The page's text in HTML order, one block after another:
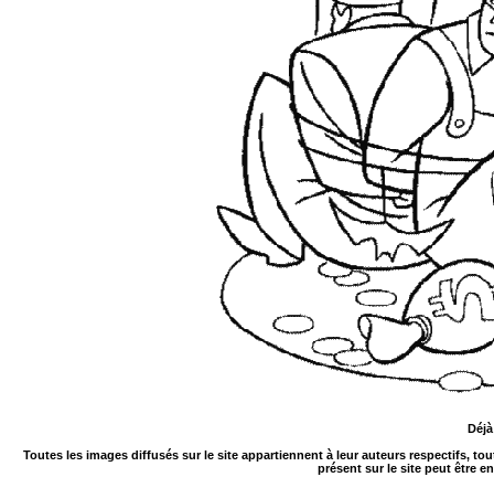
Toutes les images diffusés sur le site appartiennent à leur auteurs respectifs,
présent sur le site peut être